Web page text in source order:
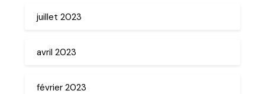
juillet 2023
avril 2023
février 2023